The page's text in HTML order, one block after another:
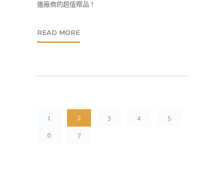
邊廠商的超值贈品！
READ MORE
1 2 3 4 5
6 7